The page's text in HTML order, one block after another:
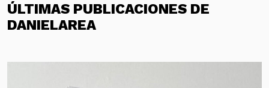
ÚLTIMAS PUBLICACIONES DE
DANIELAREA